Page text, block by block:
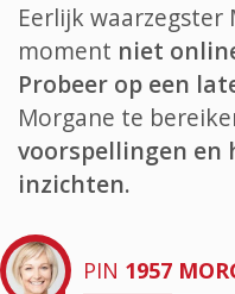
Eerlijk
moment niet
Probeer op een
Morgane te
voorspellingen en
inzichten.
PIN 1957